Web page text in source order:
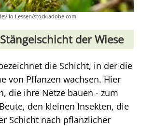
Lessen/stock.adobe.com
der Wiese
die Schicht, in der die
von Pflanzen wachsen. Hier
die ihre Netze bauen - zum
den kleinen Insekten, die
Schicht nach pflanzlicher